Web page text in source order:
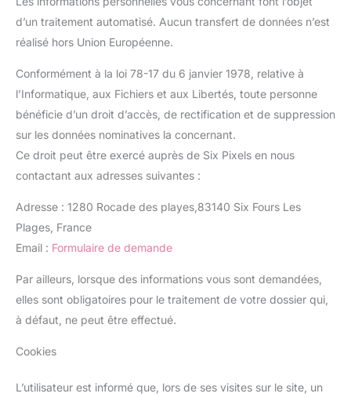
d’un traitement automatisé. Aucun transfert de données n’est
réalisé hors Union Européenne.
Conformément à la loi 78-17 du 6 janvier 1978, relative à
l’Informatique, aux Fichiers et aux Libertés, toute personne
bénéficie d’un droit d’accès, de rectification et de suppression
sur les données nominatives la concernant.
Ce droit peut être exercé auprès de Six Pixels en nous
contactant aux adresses suivantes :
Adresse : 1280 Rocade des playes,83140 Six Fours Les
Plages, France
Email : Formulaire de demande
Par ailleurs, lorsque des informations vous sont demandées,
elles sont obligatoires pour le traitement de votre dossier qui,
à défaut, ne peut être effectué.
Cookies
L’utilisateur est informé que, lors de ses visites sur le site, un